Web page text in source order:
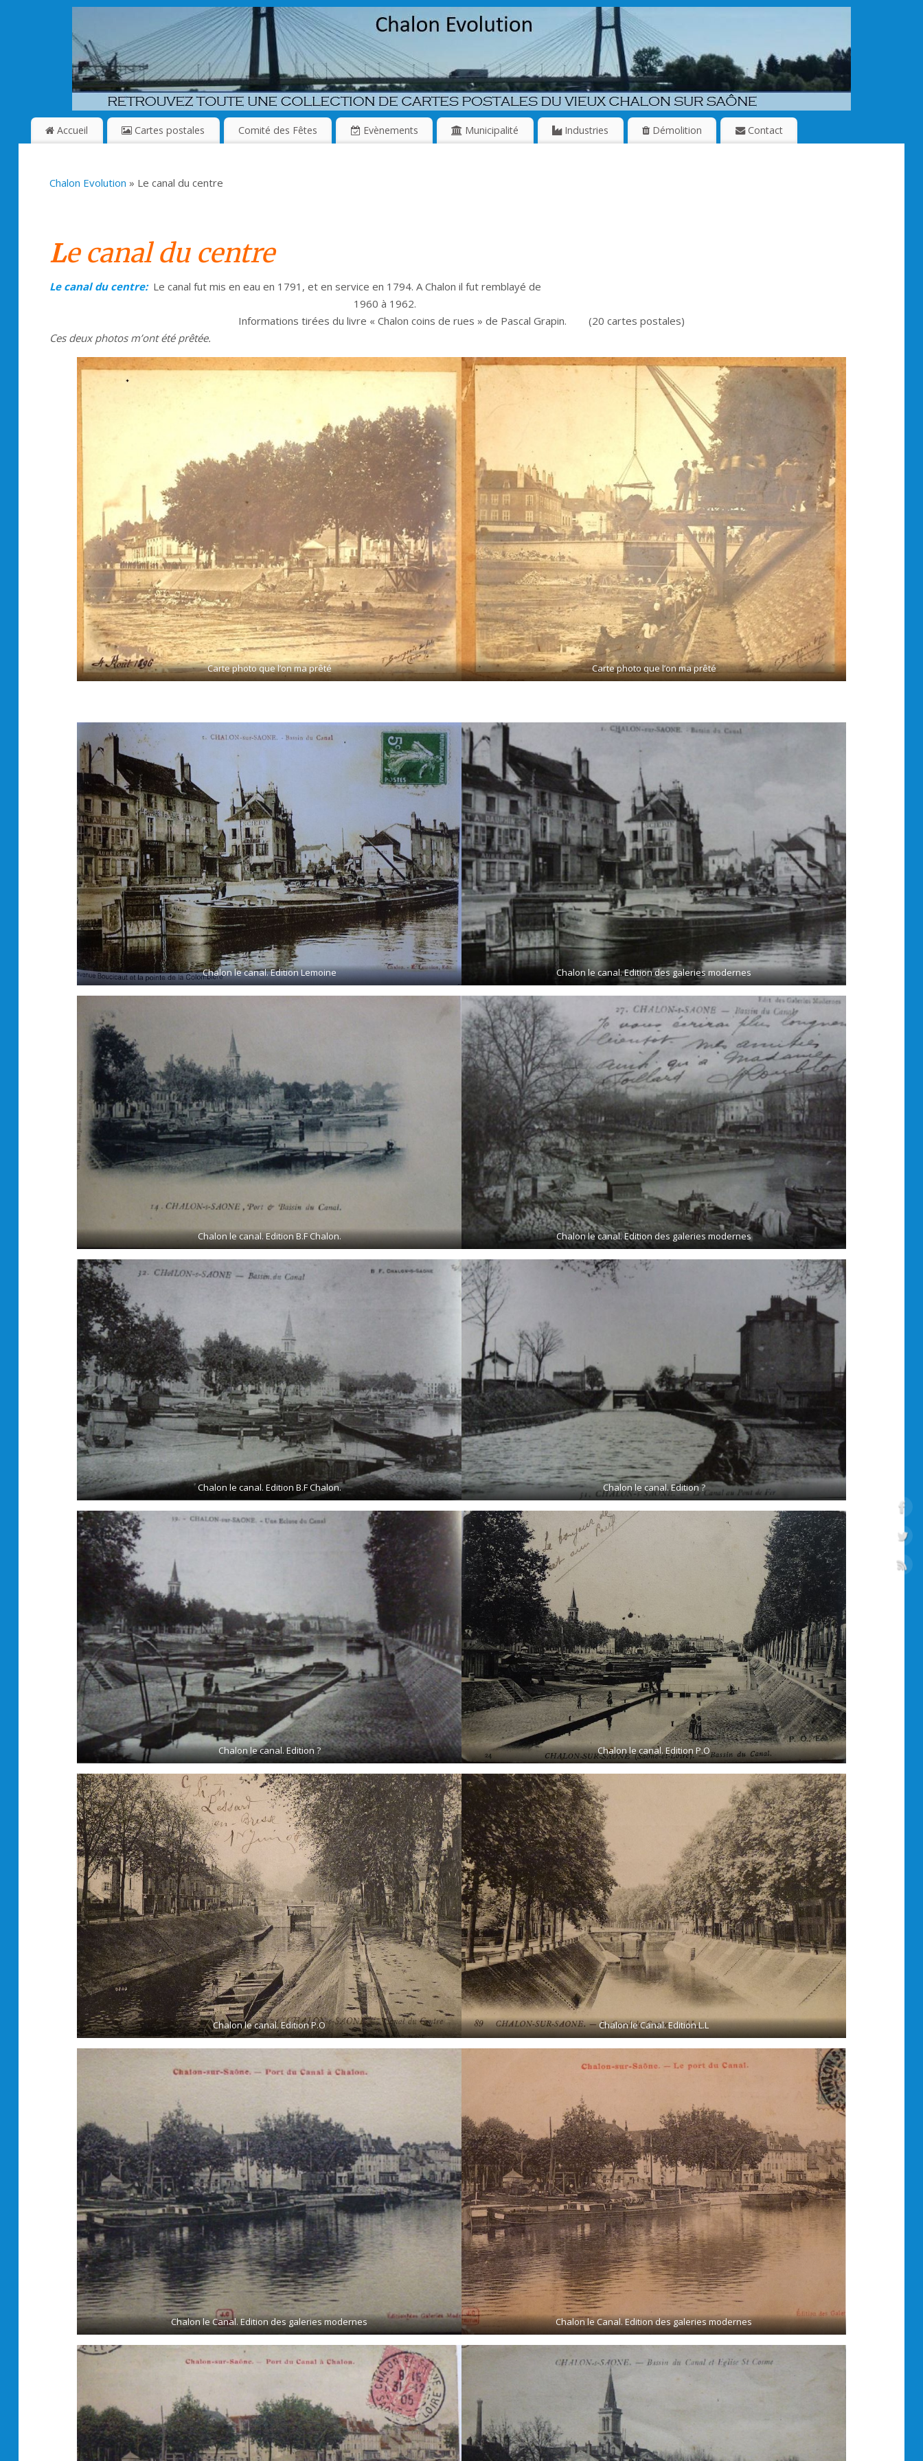
Accueil Cartes postales Comité des Fêtes Evènements Municipalité Industries Démolition Contact
Chalon Evolution » Le canal du centre
Le canal du centre
Le canal du centre: Le canal fut mis en eau en 1791, et en service en 1794. A Chalon il fut remblayé de
1960 à 1962.
Informations tirées du livre « Chalon coins de rues » de Pascal Grapin. (20 cartes postales)
Ces deux photos m’ont été prêtée.
Carte photo que l’on ma prêté Carte photo que l’on ma prêté
Chalon le canal. Edition Lemoine Chalon le canal. Edition des galeries modernes
Chalon le canal. Edition B.F Chalon. Chalon le canal. Edition des galeries modernes
Chalon le canal. Edition B.F Chalon. Chalon le canal. Edition ?
Chalon le canal. Edition ? Chalon le canal. Edition P.O
Chalon le canal. Edition P.O Chalon le Canal. Edition L.L
Chalon le Canal. Edition des galeries modernes Chalon le Canal. Edition des galeries modernes